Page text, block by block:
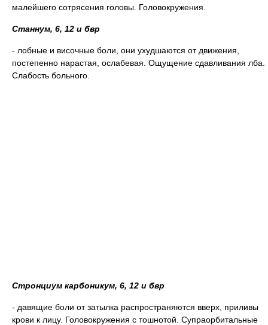
малейшего сотрясения головы. Головокружения.
Станнум, 6, 12 и бвр
- лобные и височные боли, они ухудшаются от движения,
постепенно нарастая, ослабевая. Ощущение сдавливания лба.
Слабость больного.
Стронциум карбоникум, 6, 12 и бвр
- давящие боли от затылка распространяются вверх, приливы
крови к лицу. Головокружения с тошнотой. Супраорбитальные